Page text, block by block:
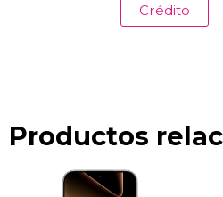
Crédito
Productos